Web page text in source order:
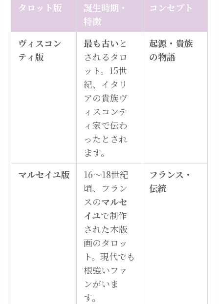
タロット版
誕生時期・
特徴
コンセプト
ヴィスコン
ティ版
最も古いと
されるタロ
ット。15世
紀、イタリ
アの貴族ヴ
ィスコンテ
ィ家で伝わ
ったとされ
ます。
起源・貴族
の物語
マルセイユ版
16～18世紀
頃、フラン
スのマルセ
イユで制作
された木版
画のタロッ
ト。現代でも
根強いファ
ンがいま
す。
フランス・
伝統